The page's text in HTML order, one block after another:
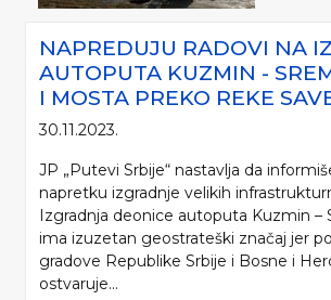
NAPREDUJU RADOVI NA
AUTOPUTA KUZMIN -
I MOSTA PREKO REKE
30.11.2023.
JP „Putevi Srbije“ nastavlja da
napretku izgradnje velikih
Izgradnja deonice autoputa Kuzmin –
ima izuzetan geostrateški značaj jer
gradove Republike Srbije i Bosne i
ostvaruje...